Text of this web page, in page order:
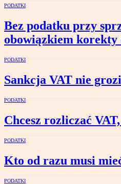
PODATKI
Bez podatku przy
obowiązkiem korekty
PODATKI
Sankcja VAT nie
PODATKI
Chcesz rozliczać
PODATKI
Kto od razu musi
PODATKI